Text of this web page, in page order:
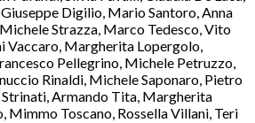
Digilio, Mario Santoro, Anna
Strazza, Marco Tedesco, Vito
Vaccaro, Margherita Lopergolo,
Pellegrino, Michele Petruzzo,
Rinaldi, Michele Saponaro, Pietro
Armando Tita, Margherita
Mimmo Toscano, Rossella Villani, Teri